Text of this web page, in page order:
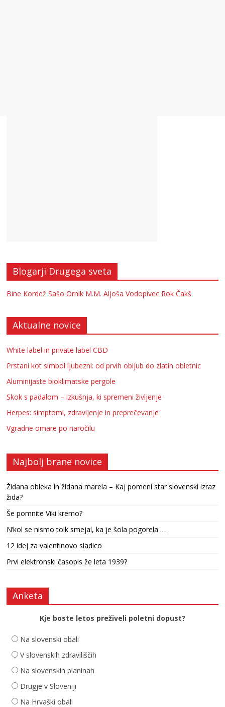
Blogarji Drugega sveta
Bine Kordež Sašo Ornik M.M. Aljoša Vodopivec Rok Čakš
Aktualne novice
White label in private label CBD
Prstani kot simbol ljubezni: od prvih obljub do zlatih obletnic
Aluminijaste bioklimatske pergole
Skok s padalom – izkušnja, ki spremeni življenje
Herpes: simptomi, zdravljenje in preprečevanje
Vgradne omare po naročilu
Najbolj brane novice
Židana obleka in židana marela – Kaj pomeni star slovenski izraz
žida?
Še pomnite Viki kremo?
N’kol se nismo tolk smejal, ka je šola pogorela …
12 idej za valentinovo sladico
Prvi elektronski časopis že leta 1939?
Anketa
Kje boste letos preživeli poletni dopust?
Na slovenski obali
V slovenskih zdraviliščih
Na slovenskih planinah
Drugje v Sloveniji
Na Hrvaški obali